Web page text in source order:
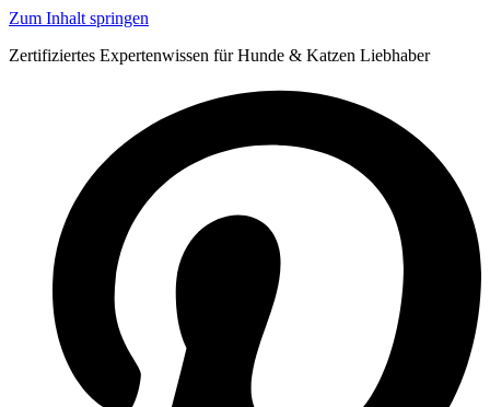
Zum Inhalt springen
Zertifiziertes Expertenwissen für Hunde & Katzen Liebhaber